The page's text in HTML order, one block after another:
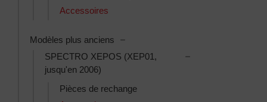
Accessoires
Modèles plus anciens
SPECTRO XEPOS (XEP01,
jusqu'en 2006)
Pièces de rechange